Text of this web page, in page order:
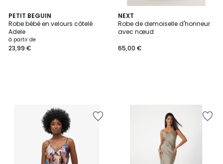
PETIT BEGUIN
Robe bébé en velours côtelé
Adele
à partir de
23,99 €
NEXT
Robe de demoiselle d'honneur
avec nœud
65,00 €